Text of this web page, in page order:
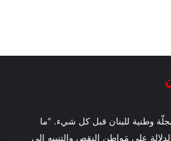
وطنية للبنان قبل كل شيء. “ما
الدلالة على مَواطن النقص والتنبيه إلى